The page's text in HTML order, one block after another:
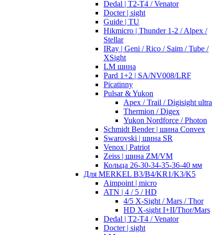
Dedal | T2-T4 / Venator
Docter | sight
Guide | TU
Hikmicro | Thunder 1-2 / Alpex /
Stellar
IRay | Geni / Rico / Saim / Tube /
XSight
LM шина
Pard 1+2 | SA/NV008/LRF
Picatinny
Pulsar & Yukon
Apex / Trail / Digisight ultra
Thermion / Digex
Yukon Nordforce / Photon
Schmidt Bender | шина Convex
Swarovski | шина SR
Venox | Patriot
Zeiss | шина ZM/VM
Кольца 26-30-34-35-36-40 мм
Для MERKEL B3/B4/KR1/K3/K5
Aimpoint | micro
ATN | 4 / 5 / HD
4/5 X-Sight / Mars / Thor
HD X-sight I+II/Thor/Mars
Dedal | T2-T4 / Venator
Docter | sight